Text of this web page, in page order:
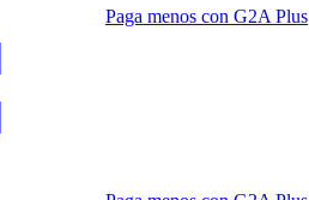
Paga menos con G2A Plus